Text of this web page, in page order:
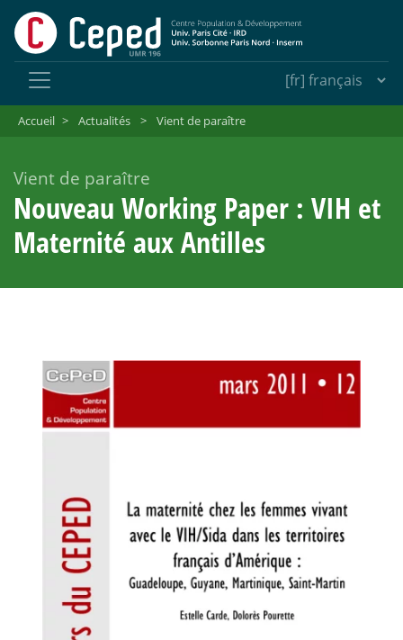
Accueil > Actualités > Vient de paraître
Vient de paraître
Nouveau Working Paper : VIH et
Maternité aux Antilles